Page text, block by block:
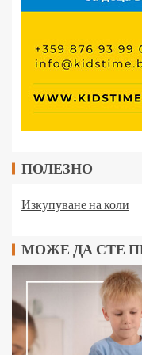
ПОЛЕЗНО
Изкупуване на коли
МОЖЕ ДА СТЕ